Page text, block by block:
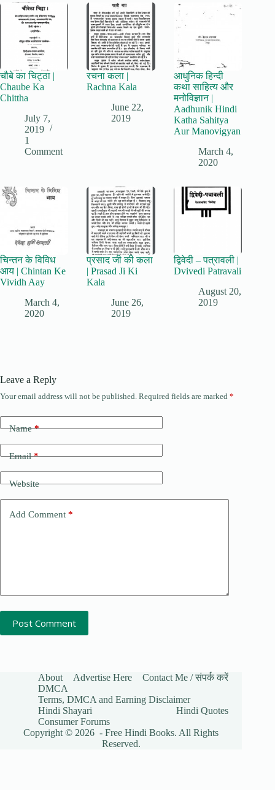
चौबे का चिट्ठा |
Chaube Ka
Chittha
July 7,
2019
1
Comment
रचना कला |
Rachna Kala
June 22,
2019
आधुनिक हिन्दी
कथा साहित्य और
मनोविज्ञान |
Aadhunik Hindi
Katha Sahitya
Aur Manovigyan
March 4,
2020
चिन्तन के विविध
आय | Chintan Ke
Vividh Aay
March 4,
2020
प्रसाद जी की कला
| Prasad Ji Ki
Kala
June 26,
2019
द्विवेदी – पत्रावली |
Dvivedi Patravali
August 20,
2019
Leave a Reply
Your email address will not be published. Required fields are marked *
Name*
Email*
Website
Add Comment *
Post Comment
About Advertise Here
Contact Me / संपर्क करें
DMCA
Terms, DMCA and Earning Disclaimer
Hindi Shayari
Hindi Quotes
Consumer Forums
Copyright © 2026 - Free Hindi Books. All Rights
Reserved.